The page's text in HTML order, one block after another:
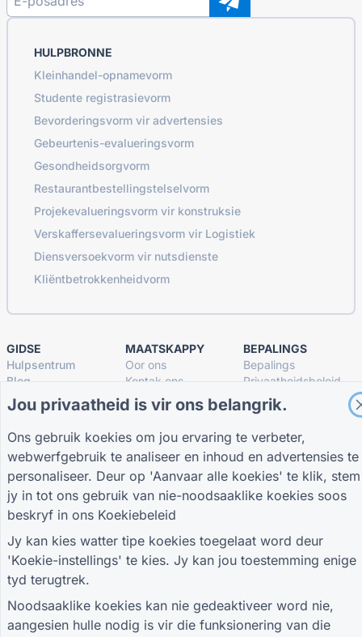
HULPBRONNE
Kleinhandel-opnamevorm
Studente registrasievorm
Bevorderingsvorm vir advertensies
Gebeurtenis-evalueringsvorm
Gesondheidsorgvorm
Restaurantbestellingstelselvorm
Projekevalueringsvorm vir konstruksie
Verskaffersevalueringsvorm vir Logistiek
Diensversoekvorm vir nutsdienste
Kliëntbetrokkenheidvorm
SLUIT AAN BY DIE GEMEENSKAP
GIDSE
Hulpsentrum
Blog
TIGER FORM Gids
MAATSKAPPY
Oor ons
Kontak ons
BEPALINGS
Bepalings
Privaatheidsbeleid
Koekie-instellings
Jou privaatheid is vir ons belangrik.
Ons gebruik koekies om jou ervaring te verbeter,
webwerfgebruik te analiseer en inhoud en advertensies te
personaliseer. Deur op 'Aanvaar alle koekies' te klik, stem
jy in tot ons gebruik van nie-noodsaaklike koekies soos
beskryf in ons Koekiebeleid
Jy kan kies watter tipe koekies toegelaat word deur
'Koekie-instellings' te kies. Jy kan jou toestemming enige
tyd terugtrek.
Noodsaaklike koekies kan nie gedeaktiveer word nie,
aangesien hulle nodig is vir die funksionering van die